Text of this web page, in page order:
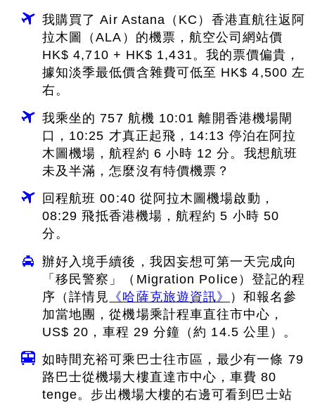
我購買了 Air Astana（KC）香港直航往返阿
拉木圖（ALA）的機票，航空公司網站價
HK$ 4,710 + HK$ 1,431。我的票價偏貴，
據知淡季最低價含雜費可低至 HK$ 4,500 左
右。
我乘坐的 757 航機 10:01 離開香港機場閘
口，10:25 才真正起飛，14:13 停泊在阿拉
木圖機場，航程約 6 小時 12 分。我想航班
未及半滿，怎麼沒有特價機票？
回程航班 00:40 從阿拉木圖機場啟動，
08:29 飛抵香港機場，航程約 5 小時 50
分。
辦好入境手續後，我因妄想可第一天完成向
「移民警察」（Migration Police）登記的程
序（詳情見 《哈薩克旅遊資訊》
）和報名參
加當地團，從機場乘計程車直往市中心，
US$ 20，車程 29 分鐘（約 14.5 公里）。
如時間充裕可乘巴士往市區，最少有一條 79
路巴士從機場大樓直達市中心，車費 80
tenge。步出機場大樓的右邊可看到巴士站